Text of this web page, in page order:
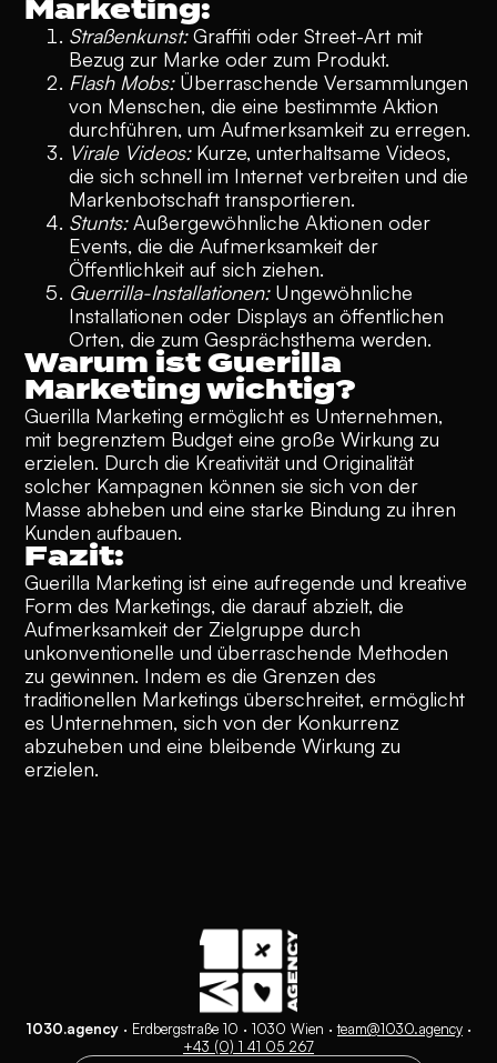
Marketing:
Straßenkunst:Graffiti oder Street-Art mit
Bezug zur Marke oder zum Produkt.
Flash Mobs:Überraschende Versammlungen
von Menschen, die eine bestimmte Aktion
durchführen, um Aufmerksamkeit zu erregen.
Virale Videos:Kurze, unterhaltsame Videos,
die sich schnell im Internet verbreiten und die
Markenbotschaft transportieren.
Stunts:Außergewöhnliche Aktionen oder
Events, die die Aufmerksamkeit der
Öffentlichkeit auf sich ziehen.
Guerrilla-Installationen:Ungewöhnliche
Installationen oder Displays an öffentlichen
Orten, die zum Gesprächsthema werden.
Warum ist Guerilla
Marketing wichtig?
Guerilla Marketing ermöglicht es Unternehmen,
mit begrenztem Budget eine große Wirkung zu
erzielen. Durch die Kreativität und Originalität
solcher Kampagnen können sie sich von der
Masse abheben und eine starke Bindung zu ihren
Kunden aufbauen.
Fazit:
Guerilla Marketing ist eine aufregende und kreative
Form des Marketings, die darauf abzielt, die
Aufmerksamkeit der Zielgruppe durch
unkonventionelle und überraschende Methoden
zu gewinnen. Indem es die Grenzen des
traditionellen Marketings überschreitet, ermöglicht
es Unternehmen, sich von der Konkurrenz
abzuheben und eine bleibende Wirkung zu
erzielen.
1030.agency · Erdbergstraße 10 · 1030 Wien ·team@1030.agency ·
+43 (0) 1 41 05 267